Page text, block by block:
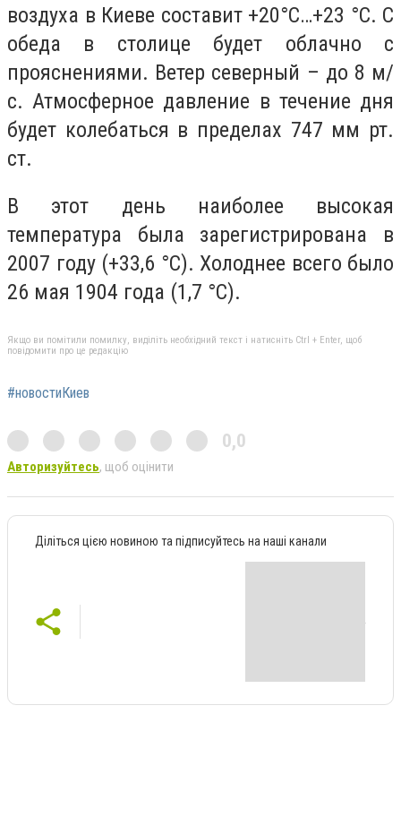
воздуха в Киеве составит +20°C…+23 °C. С
обеда в столице будет облачно с
прояснениями. Ветер северный – до 8 м/
с. Атмосферное давление в течение дня
будет колебаться в пределах 747 мм рт.
ст.
В этот день наиболее высокая
температура была зарегистрирована в
2007 году (+33,6 °C). Холоднее всего было
26 мая 1904 года (1,7 °C).
Якщо ви помітили помилку, виділіть необхідний текст і натисніть Ctrl + Enter, щоб
повідомити про це редакцію
#новостиКиев
0,0
Авторизуйтесь, щоб оцінити
Діліться цією новиною та підписуйтесь на наші канали